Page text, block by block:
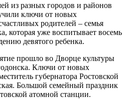
из разных городов и районов
ключи от новых
родителей – семья
которая уже воспитывает восемь
девятого ребенка.
прошло во Дворце культуры
Ключи от новых
губернатора Ростовской
Большой семейный праздник
атомной станции.